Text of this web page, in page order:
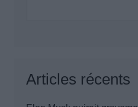
Articles récents